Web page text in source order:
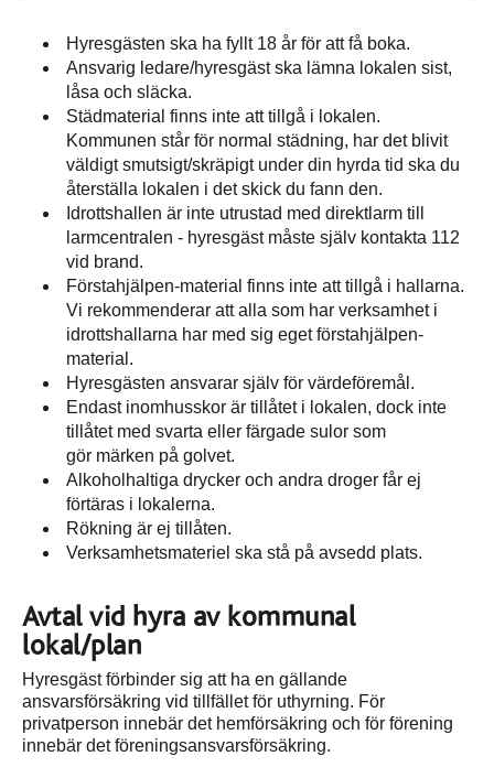
Hyresgästen ska ha fyllt 18 år för att få boka.
Ansvarig ledare/hyresgäst ska lämna lokalen sist,
låsa och släcka.
Städmaterial finns inte att tillgå i lokalen.
Kommunen står för normal städning, har det blivit
väldigt smutsigt/skräpigt under din hyrda tid ska du
återställa lokalen i det skick du fann den.
Idrottshallen är inte utrustad med direktlarm till
larmcentralen - hyresgäst måste själv kontakta 112
vid brand.
Förstahjälpen-material finns inte att tillgå i hallarna.
Vi rekommenderar att alla som har verksamhet i
idrottshallarna har med sig eget förstahjälpen-
material.
Hyresgästen ansvarar själv för värdeföremål.
Endast inomhusskor är tillåtet i lokalen, dock inte
tillåtet med svarta eller färgade sulor som
gör märken på golvet.
Alkoholhaltiga drycker och andra droger får ej
förtäras i lokalerna.
Rökning är ej tillåten.
Verksamhetsmateriel ska stå på avsedd plats.
Avtal vid hyra av kommunal
lokal/plan
Hyresgäst förbinder sig att ha en gällande
ansvarsförsäkring vid tillfället för uthyrning. För
privatperson innebär det hemförsäkring och för förening
innebär det föreningsansvarsförsäkring.